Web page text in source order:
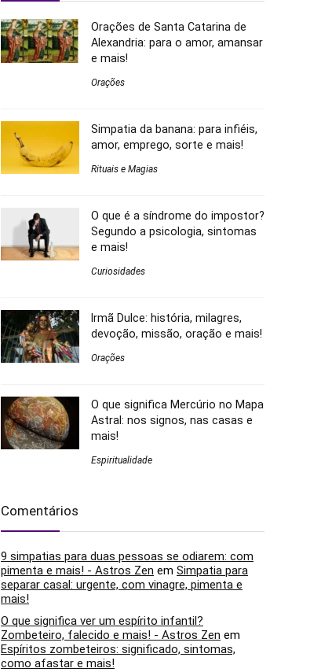
Orações de Santa Catarina de
Alexandria: para o amor, amansar
e mais!
Orações
Simpatia da banana: para infiéis,
amor, emprego, sorte e mais!
Rituais e Magias
O que é a síndrome do impostor?
Segundo a psicologia, sintomas
e mais!
Curiosidades
Irmã Dulce: história, milagres,
devoção, missão, oração e mais!
Orações
O que significa Mercúrio no Mapa
Astral: nos signos, nas casas e
mais!
Espiritualidade
Comentários
9 simpatias para duas pessoas se odiarem: com
pimenta e mais! - Astros Zen em Simpatia para
separar casal: urgente, com vinagre, pimenta e
mais!
O que significa ver um espírito infantil?
Zombeteiro, falecido e mais! - Astros Zen em
Espíritos zombeteiros: significado, sintomas,
como afastar e mais!